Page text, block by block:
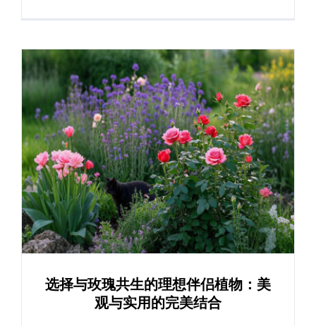
选择与玫瑰共生的理想伴侣植物：美
观与实用的完美结合